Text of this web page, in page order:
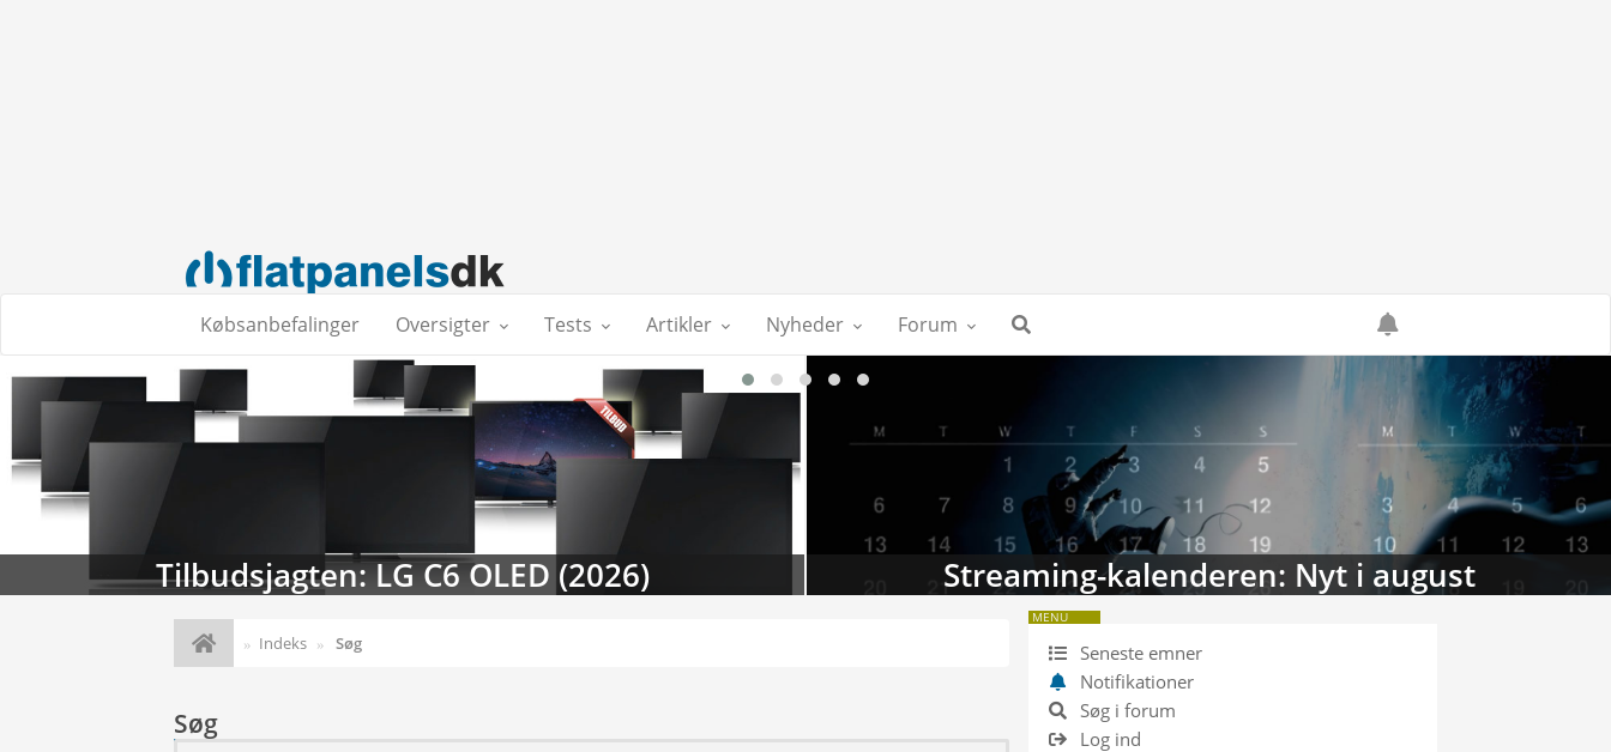
Købsanbefalinger Oversigter Tests Artikler Nyheder Forum
Tilbudsjagten: LG C6 OLED (2026) Streaming-kalenderen: Nyt i august
Indeks Søg
Søg
MENU
Seneste emner
Notifikationer
Søg i forum
Log ind